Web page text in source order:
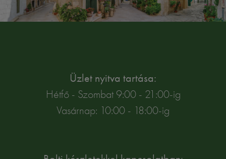
Üzlet nyitva tartása:
Hétfő - Szombat 9:00 - 21:00-ig
Vasárnap: 10:00 - 18:00-ig